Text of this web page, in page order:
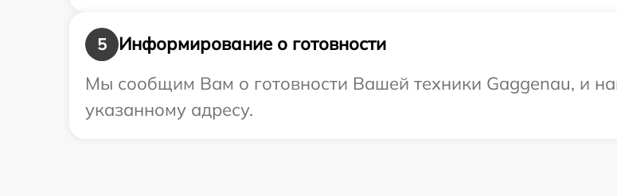
5
Информирование о готовности
Мы сообщим Вам о готовности Вашей техники Gaggenau, и
указанному адресу.